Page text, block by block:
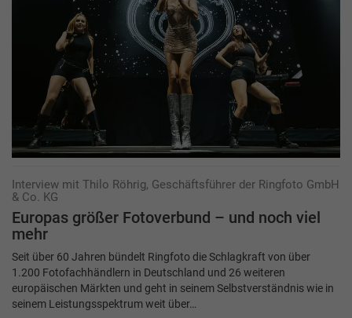
Interview mit Thilo Röhrig, Geschäftsführer der Ringfoto GmbH
& Co. KG
Europas größer Fotoverbund – und noch viel
mehr
Seit über 60 Jahren bündelt Ringfoto die Schlagkraft von über
1.200 Fotofachhändlern in Deutschland und 26 weiteren
europäischen Märkten und geht in seinem Selbstverständnis wie in
seinem Leistungsspektrum weit über…